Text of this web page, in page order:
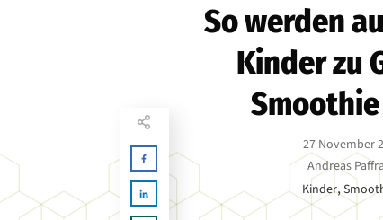
So werden
Kinder zu
Smoothie
27 November
Andreas
Kinder,